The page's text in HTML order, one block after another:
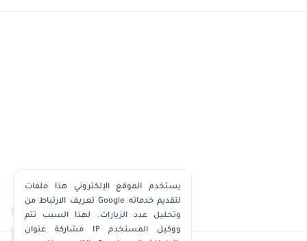
واتساب الكويت
يستخدم الموقع الإلكتروني هذا ملفات
تعريف الارتباط من Google لتقديم خدماته
وتحليل عدد الزيارات. لهذا السبب تتم
مشاركة عنوان IP ووكيل المستخدم